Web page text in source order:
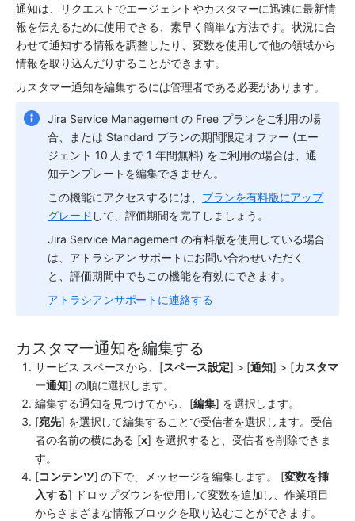
通知は、リクエストでエージェントやカスタマーに迅速に最新情
報を伝えるために使用できる、素早く簡単な方法です。状況に合
わせて通知する情報を調整したり、変数を使用して他の領域から
情報を取り込んだりすることができます。
カスタマー通知を編集するには管理者である必要があります。
Jira Service Management の Free プランをご利用の場
合、または Standard プランの期間限定オファー (エー
ジェント 10 人まで 1 年間無料) をご利用の場合は、通
知テンプレートを編集できません。
この機能にアクセスするには、 プランを有料版にアップ
グレード して、評価期間を完了しましょう。
Jira Service Management の有料版を使用している場合
は、アトラシアン サポートにお問い合わせいただく
と、評価期間中でもこの機能を有効にできます。
アトラシアンサポートに連絡する
カスタマー通知を編集する
サービス スペースから、[スペース設定] > [通知] > [カスタマ
ー通知] の順に選択します。
編集する通知を見つけてから、[編集] を選択します。
[宛先] を選択して編集することで受信者を選択します。受信
者の名前の横にある [x] を選択すると、受信者を削除できま
す。
[コンテンツ] の下で、メッセージを編集します。 [変数を挿
入する] ドロップダウンを使用して変数を追加し、作業項目
からさまざまな情報ブロックを取り込むことができます。